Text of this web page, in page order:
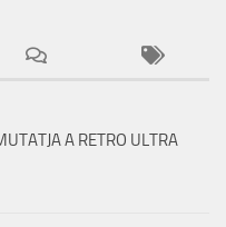
A RETRO ULTRA